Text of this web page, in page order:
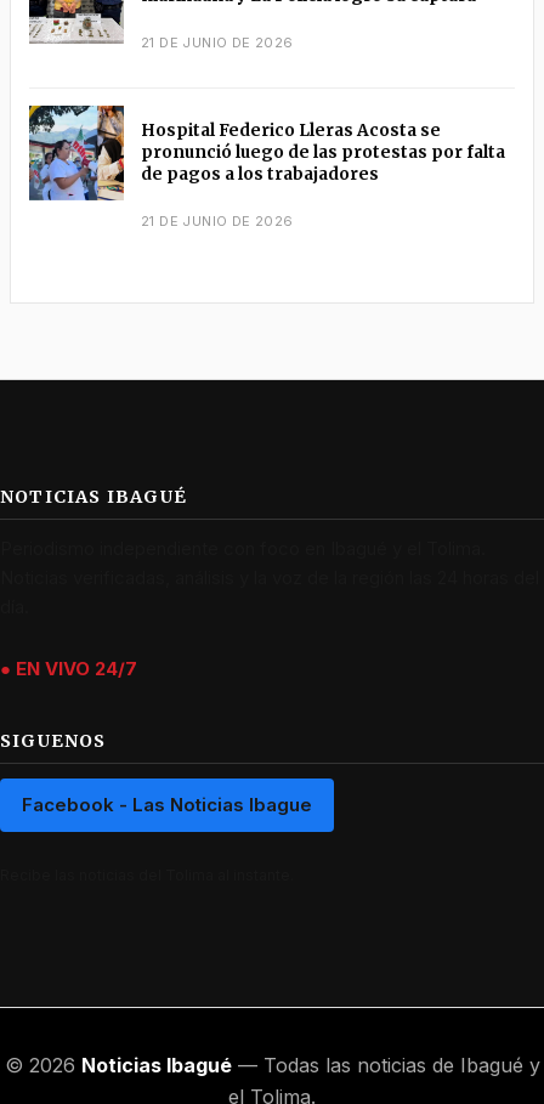
21 DE JUNIO DE 2026
Hospital Federico Lleras Acosta se
pronunció luego de las protestas por falta
de pagos a los trabajadores
21 DE JUNIO DE 2026
NOTICIAS IBAGUÉ
● EN VIVO 24/7
SIGUENOS
Facebook - Las Noticias Ibague
© 2026 Noticias Ibagué— Todas las noticias de Ibagué y
el Tolima.